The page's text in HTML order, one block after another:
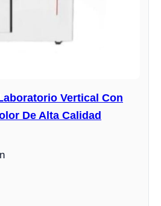
Vertical Con
De Alta Calidad